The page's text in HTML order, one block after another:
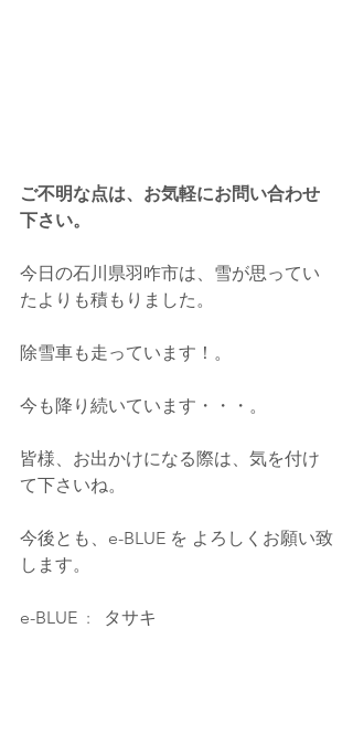
ご不明な点は、お気軽にお問い合わせ
下さい。
今日の石川県羽咋市は、雪が思ってい
たよりも積もりました。
除雪車も走っています！。
今も降り続いています・・・。
皆様、お出かけになる際は、気を付け
て下さいね。
今後とも、e-BLUE を よろしくお願い致
します。
e-BLUE  :   タサキ